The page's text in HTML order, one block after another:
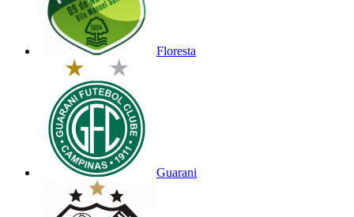
Floresta
Guarani